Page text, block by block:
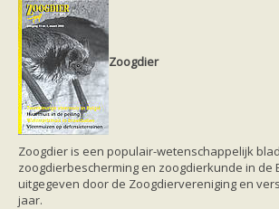
Zoogdier
Zoogdier is een populair-wetenschappelijk
zoogdierbescherming en zoogdierkunde in de
uitgegeven door de Zoogdiervereniging en
jaar.